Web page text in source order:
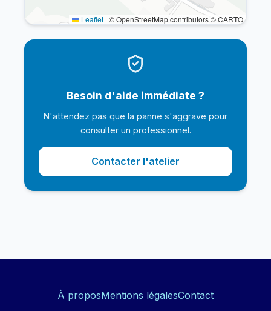
Leaflet | © OpenStreetMap contributors © CARTO
Besoin d'aide immédiate ?
N'attendez pas que la panne s'aggrave pour
consulter un professionnel.
Contacter l'atelier
À proposMentions légalesContact